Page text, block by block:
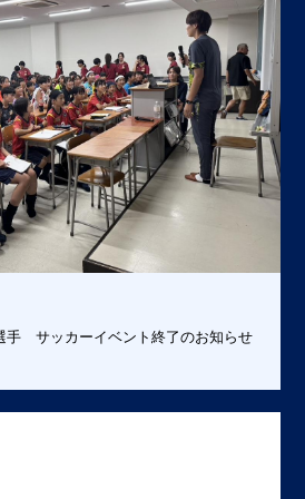
手 サッカーイベント終了のお知らせ